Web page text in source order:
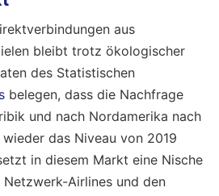
aus
bleibt trotz ökologischer
des Statistischen
belegen, dass die Nachfrage
und nach Nordamerika nach
das Niveau von 2019
in diesem Markt eine Nische
Airlines und den